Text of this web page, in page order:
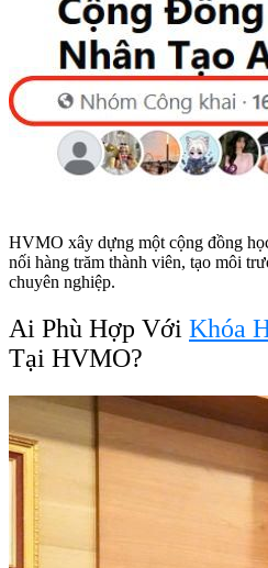
HVMO xây dựng một cộng đồng
nối hàng trăm thành viên, tạo môi
chuyên nghiệp.
Ai Phù Hợp Với Khóa
Tại HVMO?